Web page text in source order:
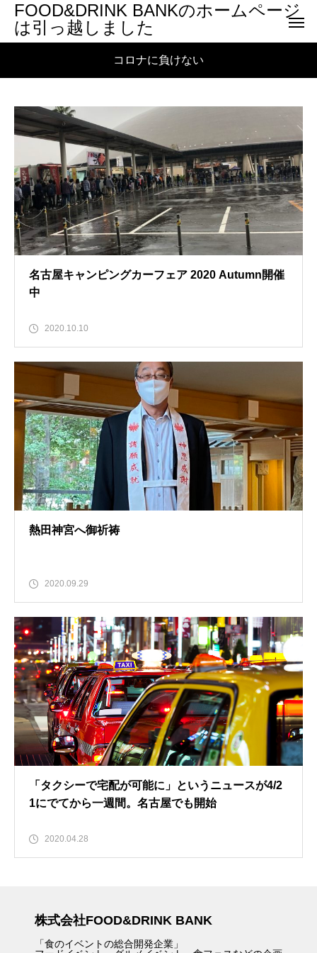
FOOD&DRINK BANKのホームページ
は引っ越しました
コロナに負けない
名古屋キャンピングカーフェア 2020 Autumn開催
中
2020.10.10
熱田神宮へ御祈祷
2020.09.29
「タクシーで宅配が可能に」というニュースが4/2
1にでてから一週間。名古屋でも開始
2020.04.28
株式会社FOOD&DRINK BANK
「食のイベントの総合開発企業」